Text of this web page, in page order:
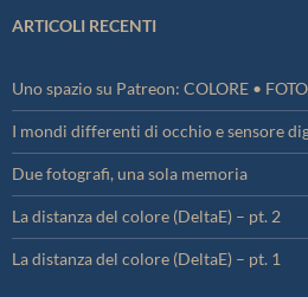
ARTICOLI RECENTI
Uno spazio su Patreon: COLORE •
I mondi differenti di occhio e sensore
Due fotografi, una sola memoria
La distanza del colore (DeltaE) – pt. 2
La distanza del colore (DeltaE) – pt. 1